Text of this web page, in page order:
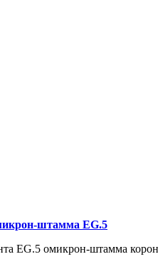
штамма EG.5
EG.5 омикрон-штамма